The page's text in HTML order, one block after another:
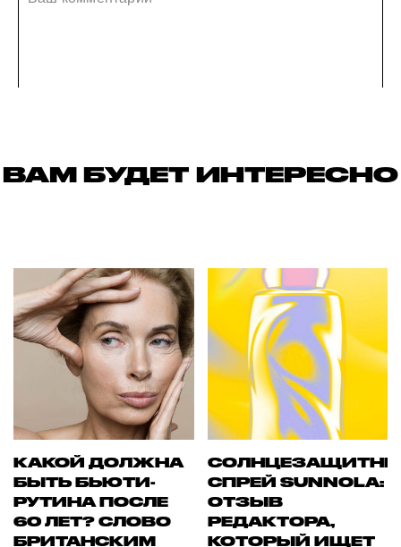
ВАМ БУДЕТ ИНТЕРЕСНО
КАКОЙ ДОЛЖНА
БЫТЬ БЬЮТИ-
РУТИНА ПОСЛЕ
60 ЛЕТ? СЛОВО
БРИТАНСКИМ
СПРЕЙ SUNNOLA:
ОТЗЫВ
РЕДАКТОРА,
КОТОРЫЙ ИЩЕТ